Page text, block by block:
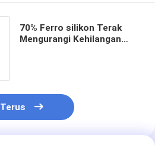
70% Ferro silikon Terak
Mengurangi Kehilangan
Terus